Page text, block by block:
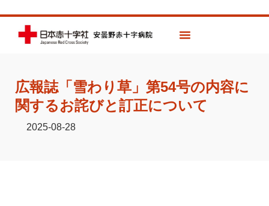
広報誌「雪わり草」第54号の内容に
関するお詫びと訂正について
2025-08-28